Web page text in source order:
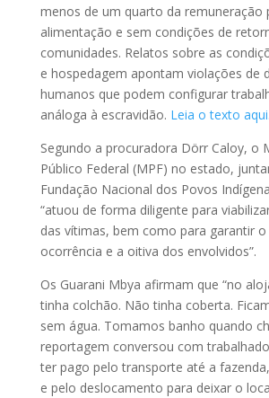
menos de um quarto da remuneração
alimentação e sem condições de
comunidades. Relatos sobre as
e hospedagem apontam violações de
humanos que podem configurar
análoga à escravidão. Leia o texto aqui.
Segundo a procuradora Dörr Caloy, o
Público Federal (MPF) no estado,
Fundação Nacional dos Povos
“atuou de forma diligente para
das vítimas, bem como para garantir
ocorrência e a oitiva dos envolvidos”.
Os Guarani Mbya afirmam que “no
tinha colchão. Não tinha coberta.
sem água. Tomamos banho quando
reportagem conversou com
ter pago pelo transporte até a
e pelo deslocamento para deixar o